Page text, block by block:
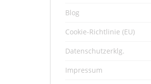
Blog
Cookie-Richtlinie (EU)
Datenschutzerklg.
Impressum